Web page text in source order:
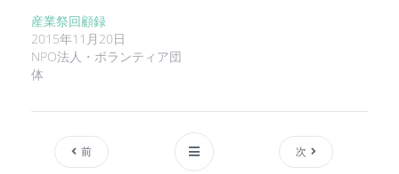
産業祭回顧録
2015年11月20日
NPO法人・ボランティア団
体
前 次